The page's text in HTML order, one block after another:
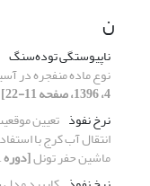
ن
ناپیوستگی توده‌سنگ
نوع ماده منفجره در
4، 1396، صفحه 11-22]
نرخ نفوذ تعیین
انتقال آب کرج با
ماشین حفر تونل[دوره 1، شماره 2، 1396، صفحه 67-74]